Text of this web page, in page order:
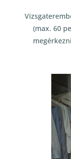
(max. 60